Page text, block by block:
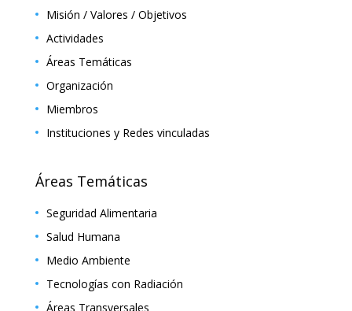
Misión / Valores / Objetivos
Actividades
Áreas Temáticas
Organización
Miembros
Instituciones y Redes vinculadas
Áreas Temáticas
Seguridad Alimentaria
Salud Humana
Medio Ambiente
Tecnologías con Radiación
Áreas Transversales